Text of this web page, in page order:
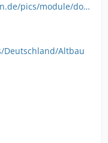
pics/module/do…
Deutschland/Altbau